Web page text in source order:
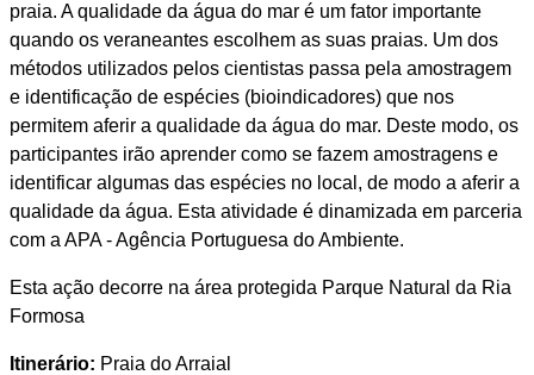
praia. A qualidade da água do mar é um fator importante
quando os veraneantes escolhem as suas praias. Um dos
métodos utilizados pelos cientistas passa pela amostragem
e identificação de espécies (bioindicadores) que nos
permitem aferir a qualidade da água do mar. Deste modo, os
participantes irão aprender como se fazem amostragens e
identificar algumas das espécies no local, de modo a aferir a
qualidade da água. Esta atividade é dinamizada em parceria
com a APA - Agência Portuguesa do Ambiente.
Esta ação decorre na área protegida Parque Natural da Ria
Formosa
Itinerário: Praia do Arraial